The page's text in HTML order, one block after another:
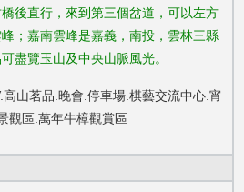
後直行，來到第三個岔道，可以左方
；嘉南雲峰是嘉義，南投，雲林三縣
盡覽玉山及中央山脈風光。
高山茗品.晚會.停車場.棋藝交流中心.宵
觀區.萬年牛樟觀賞區